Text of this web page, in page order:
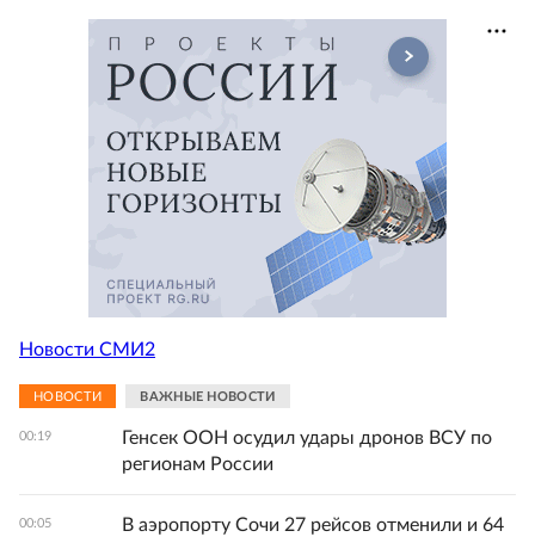
Новости СМИ2
НОВОСТИ ВАЖНЫЕ НОВОСТИ
00:19
Генсек ООН осудил удары дронов ВСУ по
регионам России
00:05
В аэропорту Сочи 27 рейсов отменили и 64